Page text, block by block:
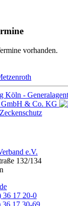
vorhanden.
e.V.
132/134
36 17 20-0
36 17 30-69